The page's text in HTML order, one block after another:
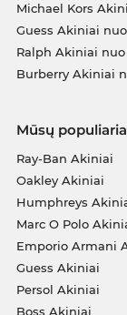
Michael Kors
Guess Akiniai
Ralph Akiniai nuo
Burberry Akiniai
Mūsų
Ray-Ban Akiniai
Oakley Akiniai
Humphreys
Marc O Polo
Emporio Armani
Guess Akiniai
Persol Akiniai
Boss Akiniai